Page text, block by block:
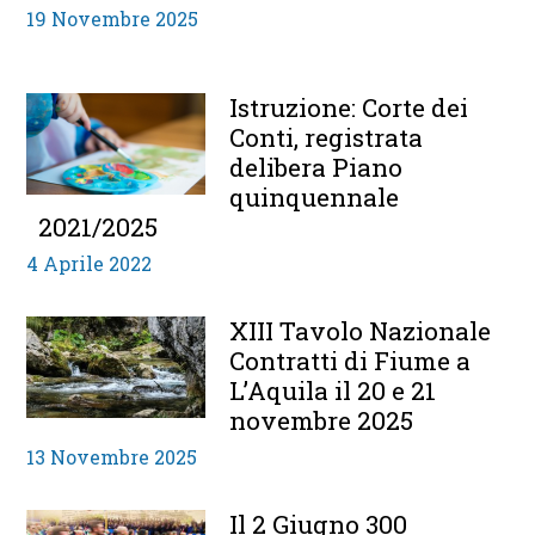
19 Novembre 2025
Istruzione: Corte dei
Conti, registrata
delibera Piano
quinquennale
2021/2025
4 Aprile 2022
XIII Tavolo Nazionale
Contratti di Fiume a
L’Aquila il 20 e 21
novembre 2025
13 Novembre 2025
Il 2 Giugno 300